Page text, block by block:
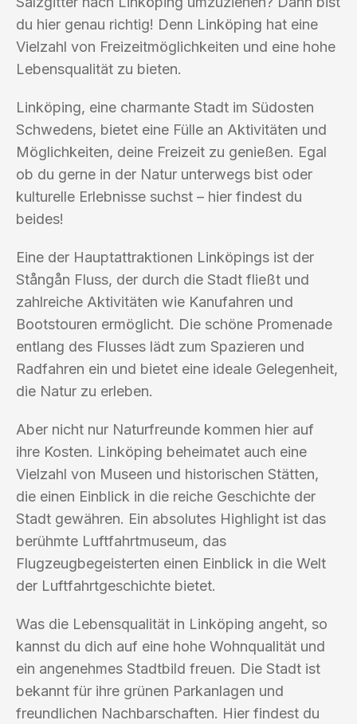
du hier genau richtig! Denn Linköping hat eine
Vielzahl von Freizeitmöglichkeiten und eine hohe
Lebensqualität zu bieten.
Linköping, eine charmante Stadt im Südosten
Schwedens, bietet eine Fülle an Aktivitäten und
Möglichkeiten, deine Freizeit zu genießen. Egal
ob du gerne in der Natur unterwegs bist oder
kulturelle Erlebnisse suchst – hier findest du
beides!
Eine der Hauptattraktionen Linköpings ist der
Stångån Fluss, der durch die Stadt fließt und
zahlreiche Aktivitäten wie Kanufahren und
Bootstouren ermöglicht. Die schöne Promenade
entlang des Flusses lädt zum Spazieren und
Radfahren ein und bietet eine ideale Gelegenheit,
die Natur zu erleben.
Aber nicht nur Naturfreunde kommen hier auf
ihre Kosten. Linköping beheimatet auch eine
Vielzahl von Museen und historischen Stätten,
die einen Einblick in die reiche Geschichte der
Stadt gewähren. Ein absolutes Highlight ist das
berühmte Luftfahrtmuseum, das
Flugzeugbegeisterten einen Einblick in die Welt
der Luftfahrtgeschichte bietet.
Was die Lebensqualität in Linköping angeht, so
kannst du dich auf eine hohe Wohnqualität und
ein angenehmes Stadtbild freuen. Die Stadt ist
bekannt für ihre grünen Parkanlagen und
freundlichen Nachbarschaften. Hier findest du